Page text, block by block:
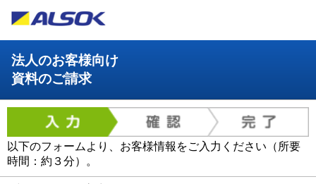
法人のお客様向け
資料のご請求
以下のフォームより、お客様情報をご入力ください（所要
時間：約３分）。